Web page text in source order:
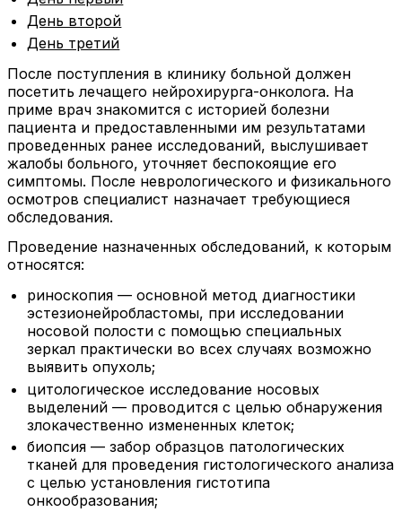
День второй
День третий
После поступления в клинику больной должен
посетить лечащего нейрохирурга-онколога. На
приме врач знакомится с историей болезни
пациента и предоставленными им результатами
проведенных ранее исследований, выслушивает
жалобы больного, уточняет беспокоящие его
симптомы. После неврологического и физикального
осмотров специалист назначает требующиеся
обследования.
Проведение назначенных обследований, к которым
относятся:
риноскопия — основной метод диагностики
эстезионейробластомы, при исследовании
носовой полости с помощью специальных
зеркал практически во всех случаях возможно
выявить опухоль;
цитологическое исследование носовых
выделений — проводится с целью обнаружения
злокачественно измененных клеток;
биопсия — забор образцов патологических
тканей для проведения гистологического анализа
с целью установления гистотипа
онкообразования;